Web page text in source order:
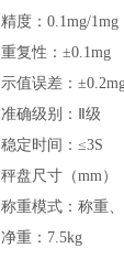
精度 ：0.1mg/1mg
重复性：±0.1mg
示值误差：
准确级别 ：
Ⅱ级
稳定时间 ：≤3S
秤盘尺寸（mm）
称重模式：称重
净重 ： 7.5kg